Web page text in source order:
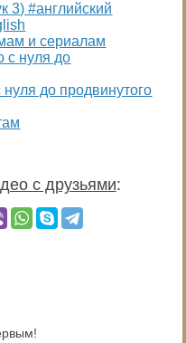
3) #английский
и сериалам
до продвинутого
с друзьями: